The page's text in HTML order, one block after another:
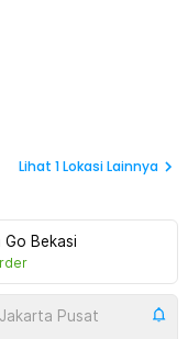
Lihat 1Lokasi Lainnya
Go Bekasi
Pusat